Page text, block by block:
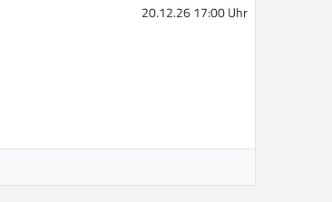
20.12.26 17:00 Uhr